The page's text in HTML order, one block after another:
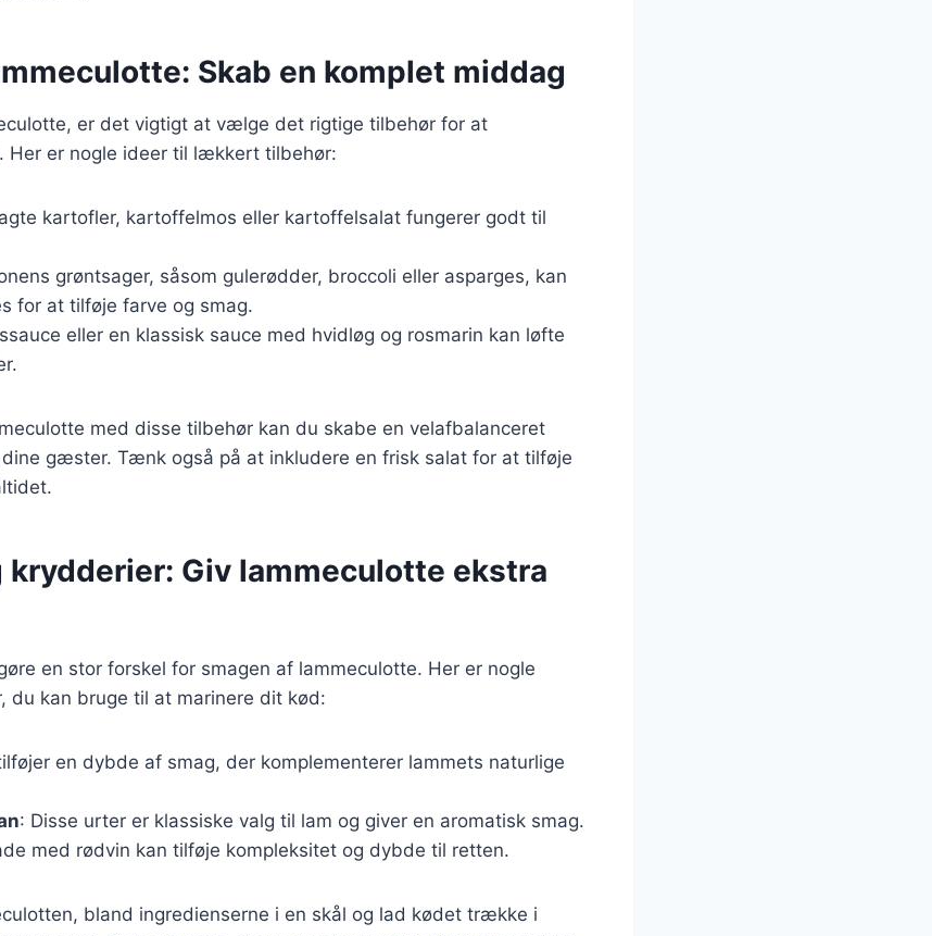
Skab en komplet middag
er det vigtigt at vælge det rigtige tilbehør for at
Her er nogle ideer til lækkert tilbehør:
kartofler, kartoffelmos eller kartoffelsalat fungerer godt til
grøntsager, såsom gulerødder, broccoli eller asparges, kan
for at tilføje farve og smag.
eller en klassisk sauce med hvidløg og rosmarin kan løfte
med disse tilbehør kan du skabe en velafbalanceret
gæster. Tænk også på at inkludere en frisk salat for at tilføje
krydderier: Giv lammeculotte ekstra
en stor forskel for smagen af lammeculotte. Her er nogle
du kan bruge til at marinere dit kød:
en dybde af smag, der komplementerer lammets naturlige
: Disse urter er klassiske valg til lam og giver en aromatisk smag.
med rødvin kan tilføje kompleksitet og dybde til retten.
bland ingredienserne i en skål og lad kødet trække i